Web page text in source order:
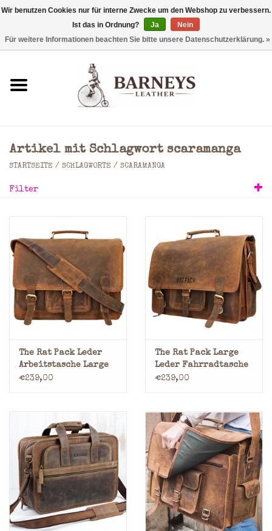
0 Artikel - €0,00
Geldbörse
Rucksäcke
Accessoires
Marken
Artikel mit Schlagwort scaramanga
STARTSEITE / SCHLAGWORTE / SCARAMANGA
Filter
The Rat Pack Leder
Arbeitstasche Large
€239,00
The Rat Pack Large
Leder Fahrradtasche
Retro Schultasche
€239,00
Wir benutzen Cookies nur für interne Zwecke um den Webshop zu verbessern.
Ist das in Ordnung?
Ja
Nein
Für weitere Informationen beachten Sie bitte unsere Datenschutzerklärung. »